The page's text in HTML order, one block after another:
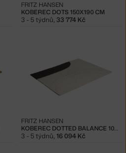
KOBEREC DOTS 150X190 CM
FRITZ HANSEN
3 - 5 týdnů, 33 774 Kč
KOBEREC DOTTED BALANCE 103X130 CM
FRITZ HANSEN
3 - 5 týdnů, 16 094 Kč